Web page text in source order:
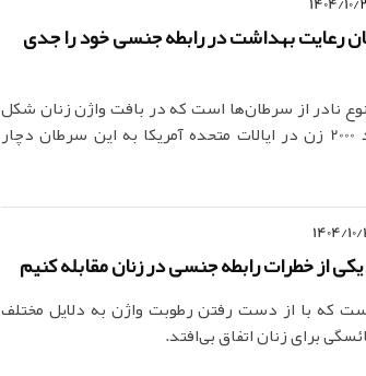
رعایت بهداشت در رابطه جنسی خود را جدی
نادر از سرطان‌ها است که در بافت واژن زنان شکل
می‌گیرد. هر ساله حدود 2000 زن در ایالات متحده آمریکا به این سرطان دچار
1404/
از خطرات رابطه جنسی در زنان مقابله کنیم
که با از دست رفتن رطوبت واژن به دلایل مختلف
برای زنان اتفاق بی‌افتد.